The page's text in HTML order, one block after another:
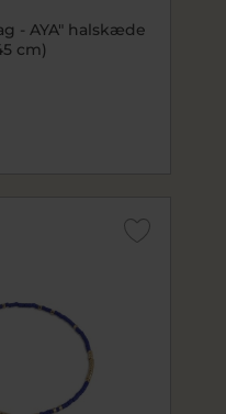
- AYA" halskæde
cm)